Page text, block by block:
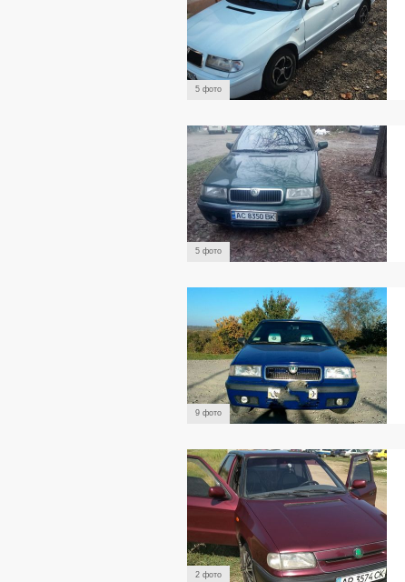
5 фото
5 фото
9 фото
2 фото